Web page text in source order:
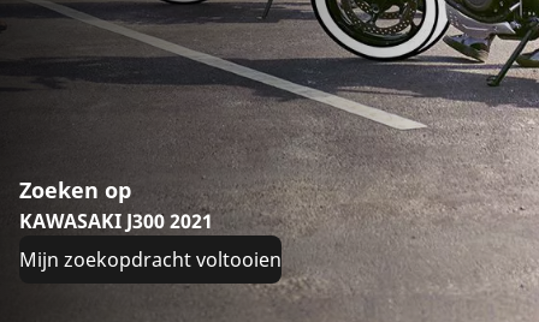
Zoeken op
KAWASAKI J300 2021
Mijn zoekopdracht voltooien